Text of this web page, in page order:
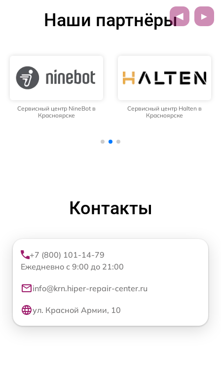
Наши партнёры
Сервисный центр NineBot в
Красноярске
Сервисный центр Halten в
Красноярске
Контакты
+7 (800) 101-14-79
Ежедневно с 9:00 до 21:00
info@krn.hiper-repair-center.ru
ул. Красной Армии, 10